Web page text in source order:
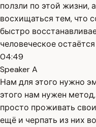
ползли по этой жизни,
восхищаться тем, что
быстро
человеческое
04:49
Speaker A
Нам для этого нужно
этого нам нужен
просто проживать
ещё и черпать из них